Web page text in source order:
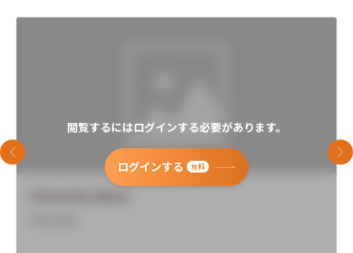
閲覧するにはログインする必要があります。
ログインする 無料
前のスライド 次